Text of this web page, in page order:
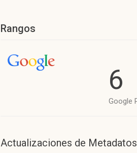
Rangos
6
Google
Actualizaciones de Metadatos